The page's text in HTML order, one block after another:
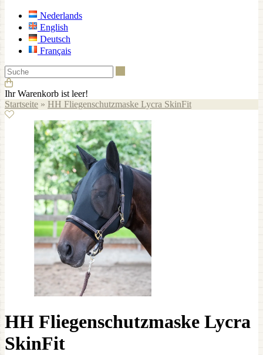
Nederlands
English
Deutsch
Français
Ihr Warenkorb ist leer!
Startseite » HH Fliegenschutzmaske Lycra SkinFit
HH Fliegenschutzmaske Lycra
SkinFit